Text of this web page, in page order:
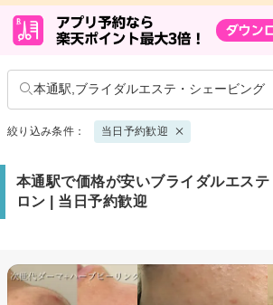
本通駅,ブライダルエステ・シェービング
絞り込み条件： 当日予約歓迎
本通駅で価格が安いブライダルエス
ロン | 当日予約歓迎